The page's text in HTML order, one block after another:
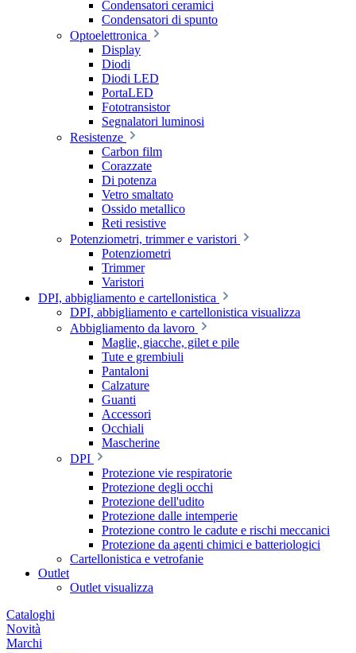
Condensatori ceramici
Condensatori di spunto
Optoelettronica
Display
Diodi
Diodi LED
PortaLED
Fototransistor
Segnalatori luminosi
Resistenze
Carbon film
Corazzate
Di potenza
Vetro smaltato
Ossido metallico
Reti resistive
Potenziometri, trimmer e varistori
Potenziometri
Trimmer
Varistori
DPI, abbigliamento e cartellonistica
DPI, abbigliamento e cartellonistica visualizza
Abbigliamento da lavoro
Maglie, giacche, gilet e pile
Tute e grembiuli
Pantaloni
Calzature
Guanti
Accessori
Occhiali
Mascherine
DPI
Protezione vie respiratorie
Protezione degli occhi
Protezione dell'udito
Protezione dalle intemperie
Protezione contro le cadute e rischi meccanici
Protezione da agenti chimici e batteriologici
Cartellonistica e vetrofanie
Outlet
Outlet visualizza
Cataloghi
Novità
Marchi